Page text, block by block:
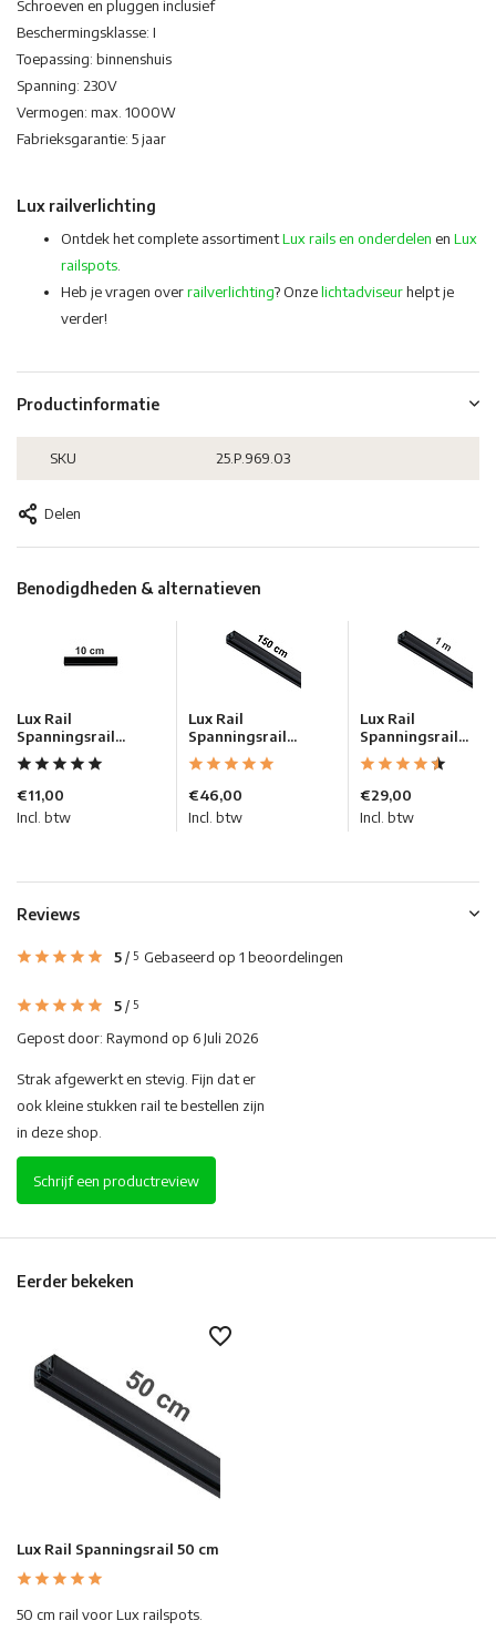
Schroeven en pluggen inclusief
Beschermingsklasse: I
Toepassing: binnenshuis
Spanning: 230V
Vermogen: max. 1000W
Fabrieksgarantie: 5 jaar
Lux railverlichting
Ontdek het complete assortimentLux rails en onderdelen en Lux
railspots.
Heb je vragen overrailverlichting? Onzelichtadviseurhelpt je
verder!
Productinformatie
SKU 25.P.969.03
Delen
Benodigdheden & alternatieven
Lux Rail
Spanningsrail...
€11,00
Incl. btw
Lux Rail
Spanningsrail...
€46,00
Incl. btw
Lux Rail
Spanningsrail...
€29,00
Incl. btw
Reviews
5/ 5 Gebaseerd op 1 beoordelingen
5/ 5
Gepost door: Raymond op 6 Juli 2026
Strak afgewerkt en stevig. Fijn dat er
ook kleine stukken rail te bestellen zijn
in deze shop.
Schrijf een productreview
Eerder bekeken
Lux Rail Spanningsrail 50 cm
50 cm rail voor Lux railspots.